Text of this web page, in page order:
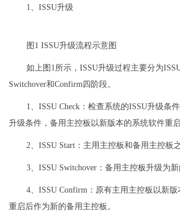
1、ISSU升级
图1 ISSU升级流程示意图
如上图1所示，ISSU升级过程主要分为ISSU
Switchover和Confirm四阶段。
1、ISSU Check：检查系统的ISSU升级条
升级条件，备用主控板以新版本的系统软件重启
2、ISSU Start：主用主控板和备用主控板
3、ISSU Switchover：备用主控板升级为新
4、ISSU Confirm：原有主用主控板以新版
重启后作为新的备用主控板。